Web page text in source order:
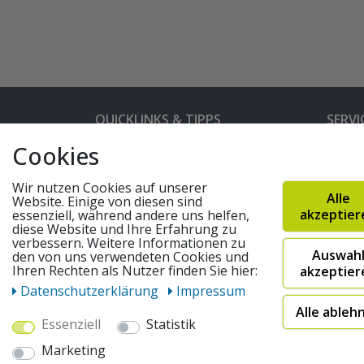
QUICKLINKS & TIPPS
Kunden-Login
Partnerprogramm
Marken
FAQ
Widerruf absenden
© 2026 pentagonsports.de
Cookies
Wir nutzen Cookies auf unserer
Website. Einige von diesen sind
essenziell, während andere uns helfen,
diese Website und Ihre Erfahrung zu
verbessern. Weitere Informationen zu
den von uns verwendeten Cookies und
Ihren Rechten als Nutzer finden Sie hier:
Daten­schutz­erklärung
Impressum
Essenziell
Statistik
Marketing
Alle
Auswahl
Alle